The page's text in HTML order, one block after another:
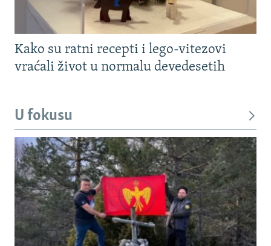
Kako su ratni recepti i lego-vitezovi
vraćali život u normalu devedesetih
U fokusu